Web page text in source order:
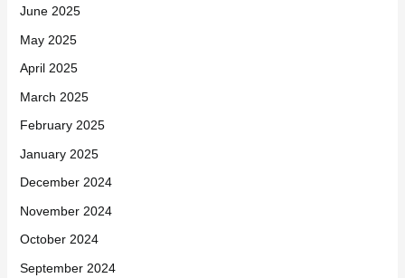
June 2025
May 2025
April 2025
March 2025
February 2025
January 2025
December 2024
November 2024
October 2024
September 2024